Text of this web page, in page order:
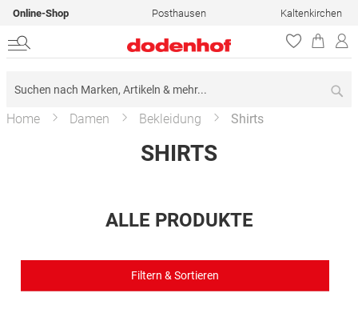
Online-Shop Posthausen Kaltenkirchen
Home Damen Bekleidung Shirts
SHIRTS
ALLE PRODUKTE
Filtern & Sortieren